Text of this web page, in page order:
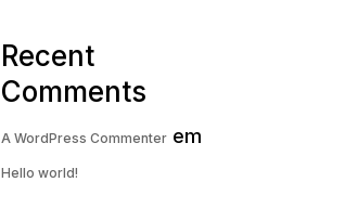
Recent
Comments
A WordPress Commenter em
Hello world!